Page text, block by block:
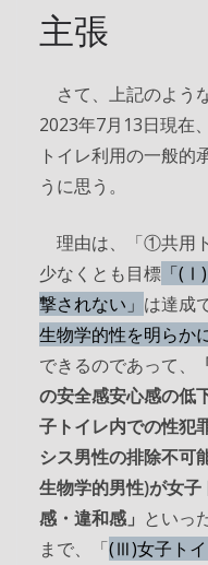
主張
さて、上記のよう
2023年7月13日現在
トイレ利用の一般的
うに思う。
理由は、「①共用
少なくとも目標 「
撃されない」 は達成
生物学的性を明らか
できるのであって、
の安全感安心感の低
子トイレ内での性犯
シス男性の排除不可
生物学的男性)が女
感・違和感」 といっ
まで、「(Ⅲ)女子トイ